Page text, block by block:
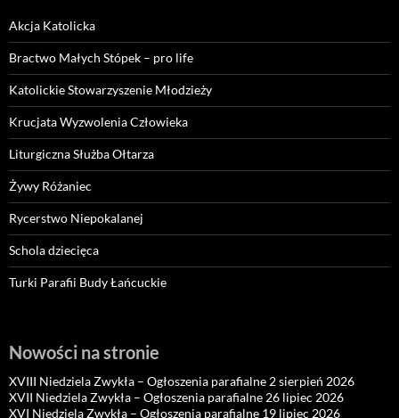
Akcja Katolicka
Bractwo Małych Stópek – pro life
Katolickie Stowarzyszenie Młodzieży
Krucjata Wyzwolenia Człowieka
Liturgiczna Służba Ołtarza
Żywy Różaniec
Rycerstwo Niepokalanej
Schola dziecięca
Turki Parafii Budy Łańcuckie
Nowości na stronie
XVIII Niedziela Zwykła – Ogłoszenia parafialne 2 sierpień 2026
XVII Niedziela Zwykła – Ogłoszenia parafialne 26 lipiec 2026
XVI Niedziela Zwykła – Ogłoszenia parafialne 19 lipiec 2026